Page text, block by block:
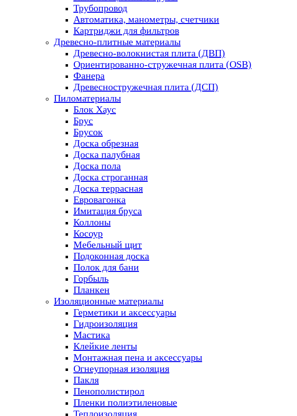
Трубопровод
Автоматика, манометры, счетчики
Картриджи для фильтров
Древесно-плитные материалы
Древесно-волокнистая плита (ДВП)
Ориентированно-стружечная плита (OSB)
Фанера
Древесностружечная плита (ДСП)
Пиломатериалы
Блок Хаус
Брус
Брусок
Доска обрезная
Доска палубная
Доска пола
Доска строганная
Доска террасная
Евровагонка
Имитация бруса
Коллоны
Косоур
Мебельный щит
Подоконная доска
Полок для бани
Горбыль
Планкен
Изоляционные материалы
Герметики и аксессуары
Гидроизоляция
Мастика
Клейкие ленты
Монтажная пена и аксессуары
Огнеупорная изоляция
Пакля
Пенополистирол
Пленки полиэтиленовые
Теплоизоляция